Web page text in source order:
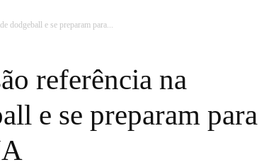
dodgeball e se preparam para...
referência na
e se preparam para